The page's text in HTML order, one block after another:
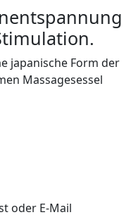
japanische Form der
Massagesessel
oder E-Mail